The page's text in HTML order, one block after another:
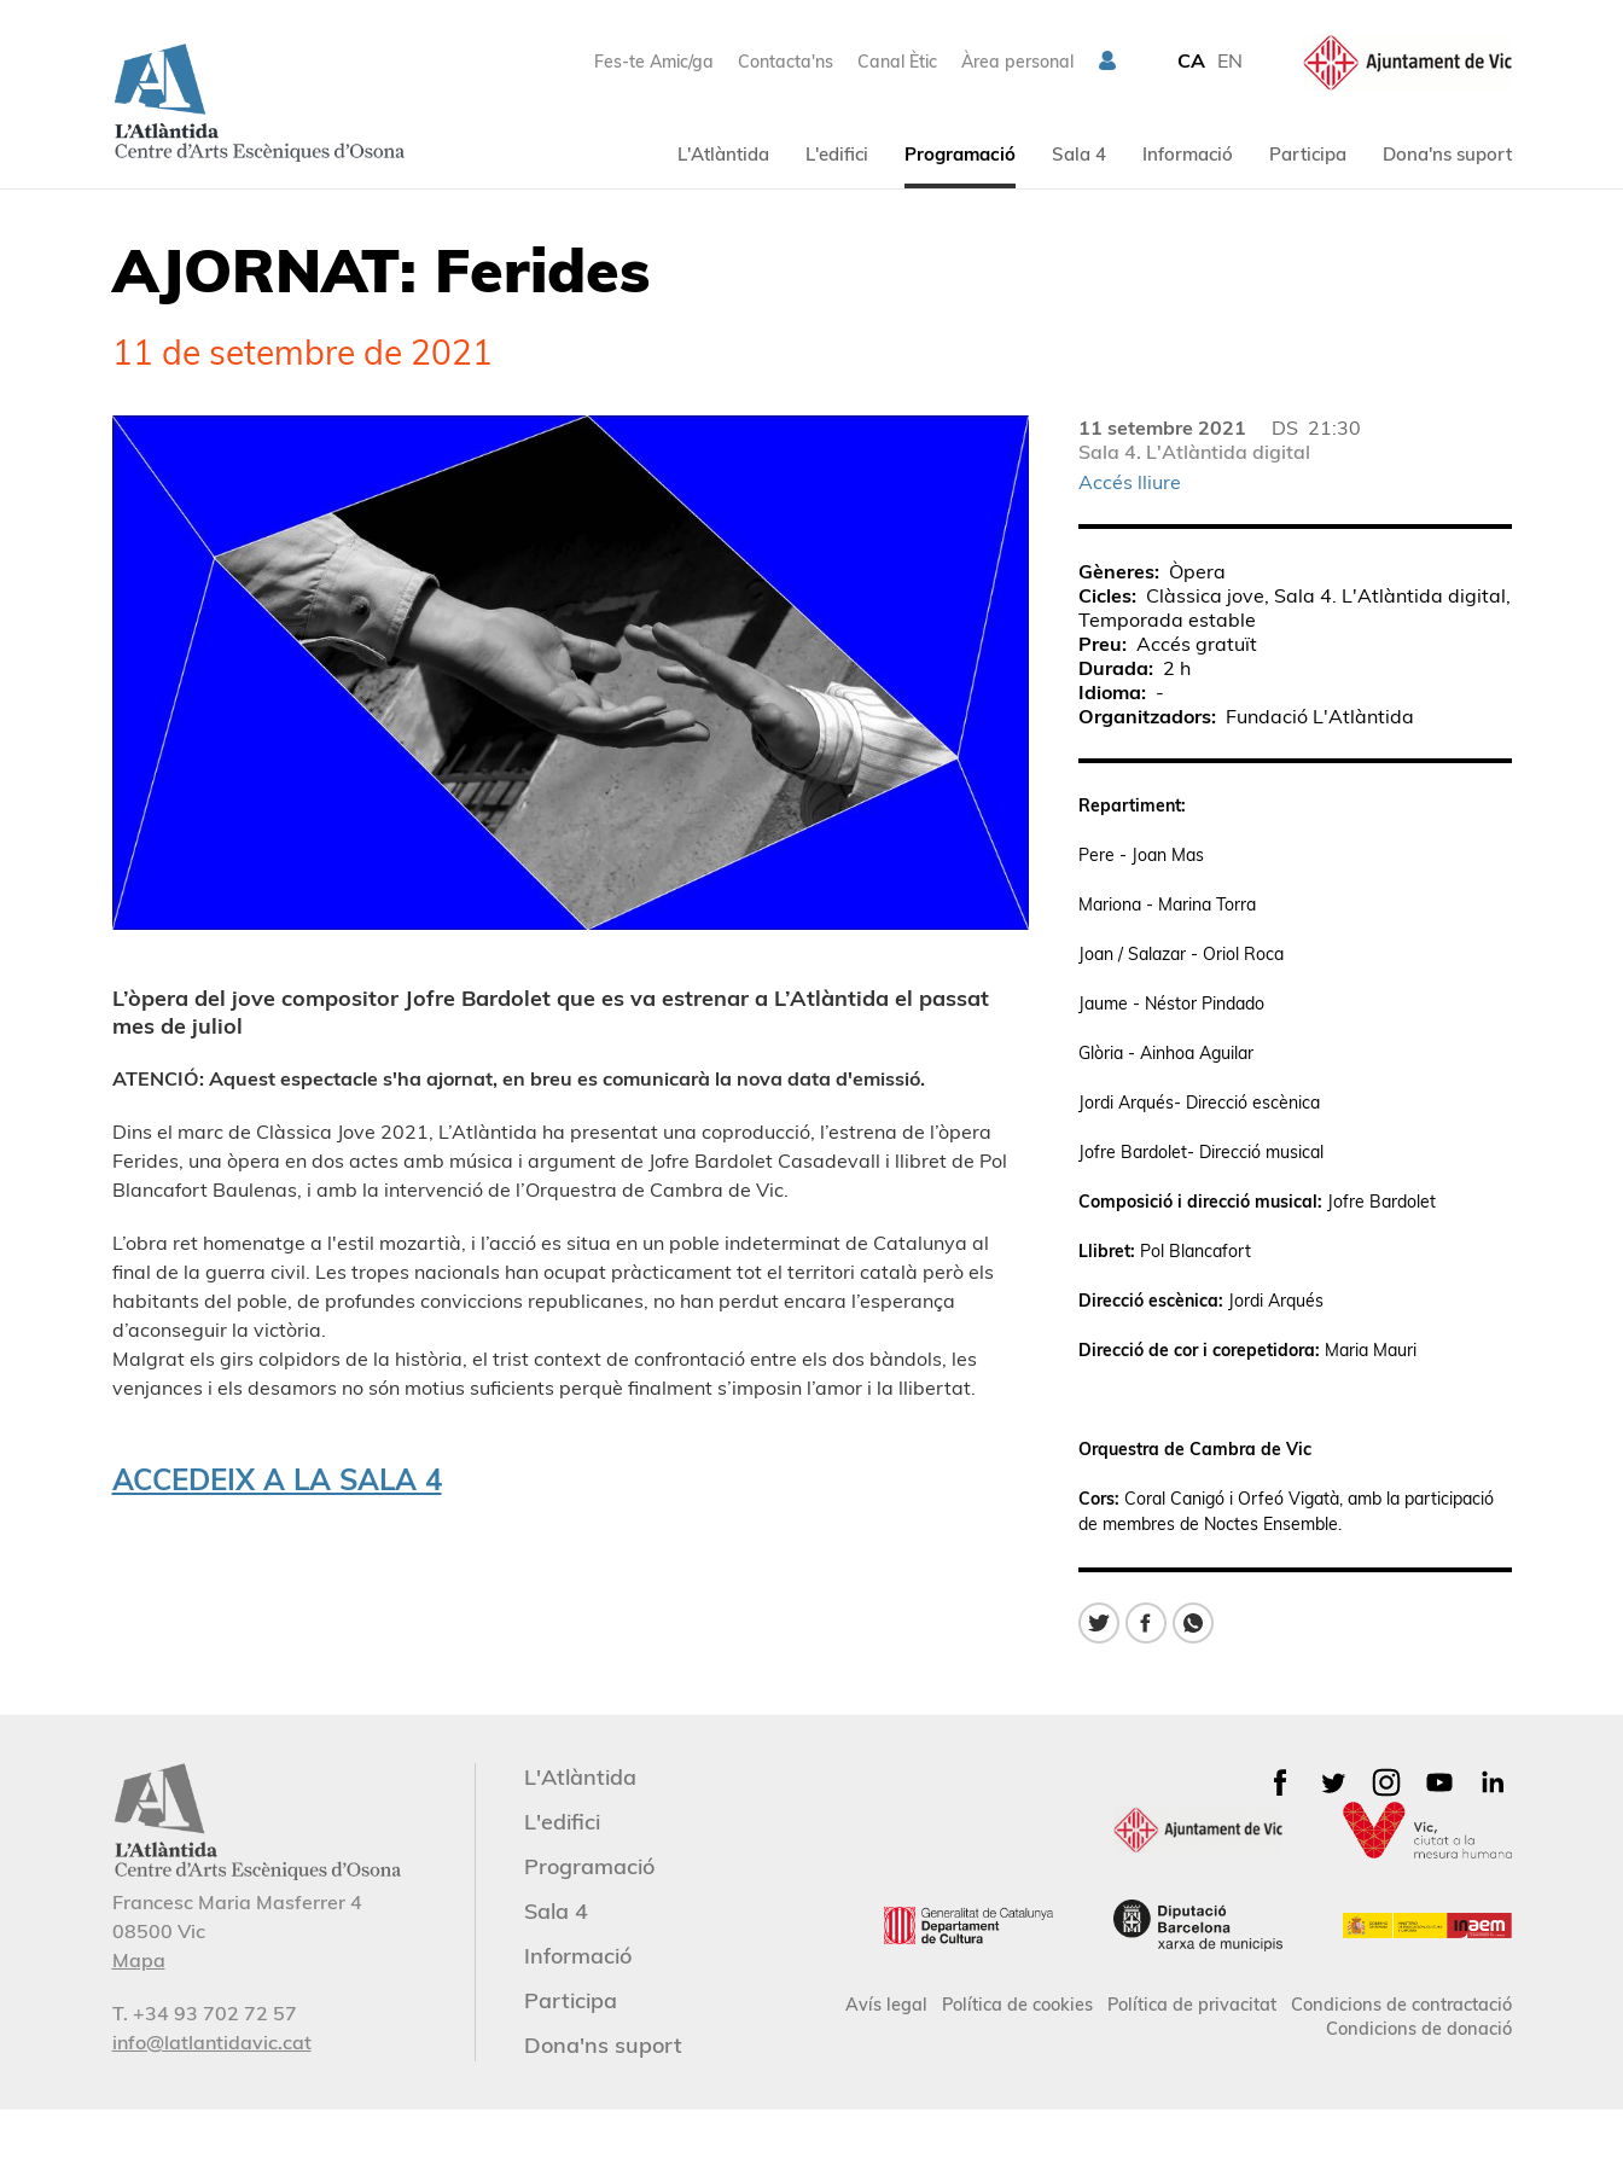
Fes-te Amic/ga Contacta'ns Canal Ètic Àrea personal CA EN
L'Atlàntida L'edifici Programació Sala 4 Informació Participa Dona'ns suport
AJORNAT: Ferides
11 de setembre de 2021
L’òpera del jove compositor Jofre Bardolet que es va estrenar a L’Atlàntida el passat
mes de juliol
ATENCIÓ: Aquest espectacle s'ha ajornat, en breu es comunicarà la nova data d'emissió.
Dins el marc de Clàssica Jove 2021, L’Atlàntida ha presentat una coproducció, l’estrena de l’òpera
Ferides, una òpera en dos actes amb música i argument de Jofre Bardolet Casadevall i llibret de Pol
Blancafort Baulenas, i amb la intervenció de l’Orquestra de Cambra de Vic.
L’obra ret homenatge a l'estil mozartià, i l’acció es situa en un poble indeterminat de Catalunya al
final de la guerra civil. Les tropes nacionals han ocupat pràcticament tot el territori català però els
habitants del poble, de profundes conviccions republicanes, no han perdut encara l’esperança
d’aconseguir la victòria.
Malgrat els girs colpidors de la història, el trist context de confrontació entre els dos bàndols, les
venjances i els desamors no són motius suficients perquè finalment s’imposin l’amor i la llibertat.
ACCEDEIX A LA SALA 4
11 setembre 2021 DS 21:30
Sala 4. L'Atlàntida digital
Accés lliure
Gèneres
Òpera
Cicles
Clàssica jove, Sala 4. L'Atlàntida digital,
Temporada estable
Preu
Accés gratuït
Durada
2 h
Idioma
-
Organitzadors
Fundació L'Atlàntida
Repartiment:
Pere - Joan Mas
Mariona - Marina Torra
Joan / Salazar - Oriol Roca
Jaume - Néstor Pindado
Glòria - Ainhoa Aguilar
Jordi Arqués- Direcció escènica
Jofre Bardolet- Direcció musical
Composició i direcció musical: Jofre Bardolet
Llibret: Pol Blancafort
Direcció escènica: Jordi Arqués
Direcció de cor i corepetidora: Maria Mauri
Orquestra de Cambra de Vic
Cors: Coral Canigó i Orfeó Vigatà, amb la participació
de membres de Noctes Ensemble.
Francesc Maria Masferrer 4
08500 Vic
Mapa
T. +34 93 702 72 57
info@latlantidavic.cat
L'Atlàntida
L'edifici
Programació
Sala 4
Informació
Participa
Dona'ns suport
Avís legal Política de cookies Política de privacitat
Condicions de contractació
Condicions de donació